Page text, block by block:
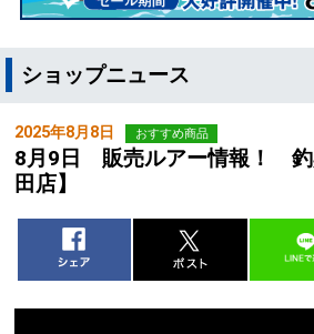
ショップニュース
2025年8月8日 おすすめ商品
8月9日 販売ルアー情報！ 釣
田店】